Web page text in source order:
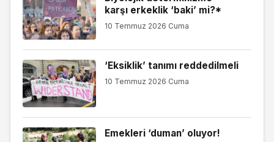
karşı erkeklik ‘baki’ mi?*
10 Temmuz 2026 Cuma
‘Eksiklik’ tanımı reddedilmeli
10 Temmuz 2026 Cuma
Emekleri ‘duman’ oluyor!